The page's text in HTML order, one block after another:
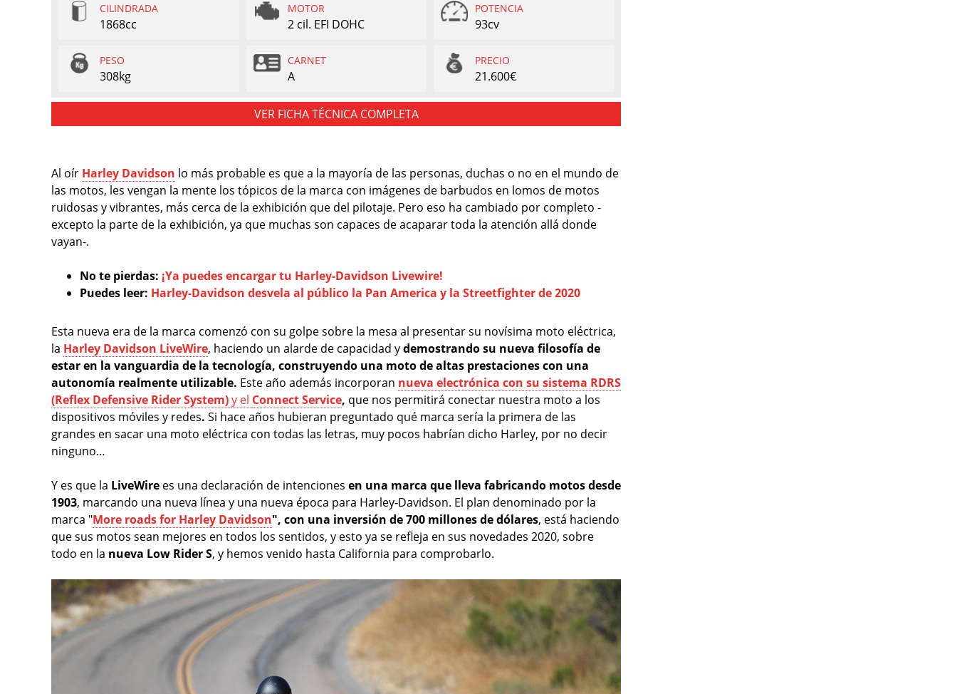
CILINDRADA
1868cc
MOTOR
2 cil. EFI DOHC
POTENCIA
93cv
PESO
308kg
CARNET
A
PRECIO
21.600€
VER FICHA TÉCNICA COMPLETA
Al oír Harley Davidson lo más probable es que a la mayoría de las personas, duchas o no en el mundo de
las motos, les vengan la mente los tópicos de la marca con imágenes de barbudos en lomos de motos
ruidosas y vibrantes, más cerca de la exhibición que del pilotaje. Pero eso ha cambiado por completo -
excepto la parte de la exhibición, ya que muchas son capaces de acaparar toda la atención allá donde
vayan-.
No te pierdas: ¡Ya puedes encargar tu Harley-Davidson Livewire!
Puedes leer: Harley-Davidson desvela al público la Pan America y la Streetfighter de 2020
Esta nueva era de la marca comenzó con su golpe sobre la mesa al presentar su novísima moto eléctrica,
la Harley Davidson LiveWire, haciendo un alarde de capacidad ydemostrando su nueva filosofía de
estar en la vanguardia de la tecnología, construyendo una moto de altas prestaciones con una
autonomía realmente utilizable. Este año además incorporan nueva electrónica con su sistema RDRS
(Reflex Defensive Rider System)y el Connect Service, que nos permitirá conectar nuestra moto a los
dispositivos móviles y redes. Si hace años hubieran preguntado qué marca sería la primera de las
grandes en sacar una moto eléctrica con todas las letras, muy pocos habrían dicho Harley, por no decir
ninguno…
Y es que la LiveWire es una declaración de intenciones en una marca que lleva fabricando motos desde
1903, marcando una nueva línea y una nueva época para Harley-Davidson. El plan denominado por la
marca "More roads for Harley Davidson", con una inversión de 700 millones de dólares, está haciendo
que sus motos sean mejores en todos los sentidos, y esto ya se refleja en sus novedades 2020, sobre
todo en la nueva Low Rider S, y hemos venido hasta California para comprobarlo.